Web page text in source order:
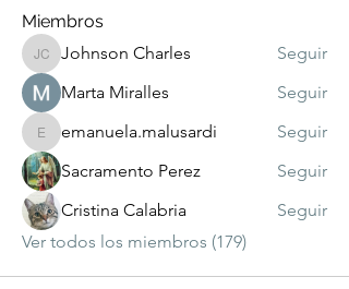
Miembros
Johnson Charles
Johnson Charles
Seguir
Marta Miralles
Seguir
emanuela.malusardi
emanuela.malusardi
Seguir
Sacramento Perez
Seguir
Cristina Calabria
Seguir
Ver todos los miembros (179)